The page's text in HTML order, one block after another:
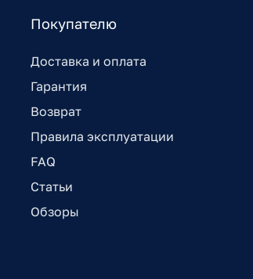
Покупателю
Доставка и оплата
Гарантия
Возврат
Правила эксплуатации
FAQ
Статьи
Обзоры